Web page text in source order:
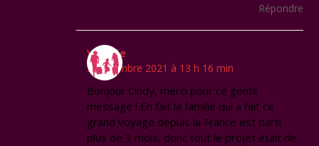
Répondre
Virginie
2 novembre 2021 à 13 h 16 min
Bonjour Cindy, merci pour ce gentil
message ! En fait la famille qui a fait ce
grand voyage depuis la France est parti
plus de 3 mois, donc tout le projet était de